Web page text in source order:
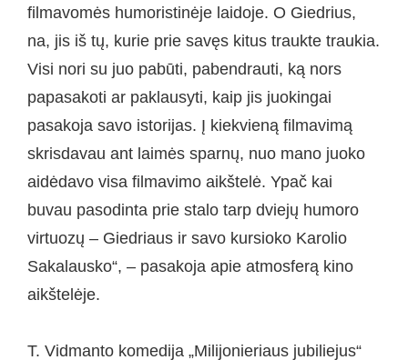
filmavomės humoristinėje laidoje. O Giedrius,
na, jis iš tų, kurie prie savęs kitus traukte traukia.
Visi nori su juo pabūti, pabendrauti, ką nors
papasakoti ar paklausyti, kaip jis juokingai
pasakoja savo istorijas. Į kiekvieną filmavimą
skrisdavau ant laimės sparnų, nuo mano juoko
aidėdavo visa filmavimo aikštelė. Ypač kai
buvau pasodinta prie stalo tarp dviejų humoro
virtuozų – Giedriaus ir savo kursioko Karolio
Sakalausko“, – pasakoja apie atmosferą kino
aikštelėje.
T. Vidmanto komedija „Milijonieriaus jubiliejus“